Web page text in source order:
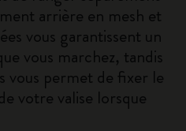
arrière en mesh et
vous garantissent un
vous marchez, tandis
vous permet de fixer le
votre valise lorsque